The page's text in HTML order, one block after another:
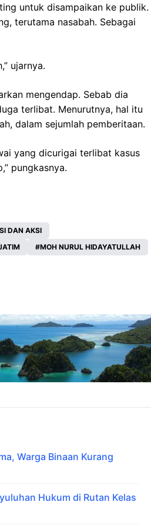
untuk disampaikan ke publik.
terutama nasabah. Sebagai
ujarnya.
mengendap. Sebab dia
terlibat. Menurutnya, hal itu
dalam sejumlah pemberitaan.
yang dicurigai terlibat kasus
pungkasnya.
DAN AKSI
MOH NURUL HIDAYATULLAH
Warga Binaan Kurang
Hukum di Rutan Kelas